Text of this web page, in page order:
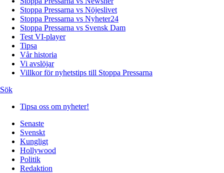
Stoppa Pressarna vs Nöjeslivet
Stoppa Pressarna vs Nyheter24
Stoppa Pressarna vs Svensk Dam
Test VI-player
Tipsa
Vår historia
Vi avslöjar
Villkor för nyhetstips till Stoppa Pressarna
Sök
Tipsa oss om nyheter!
Senaste
Svenskt
Kungligt
Hollywood
Politik
Redaktion